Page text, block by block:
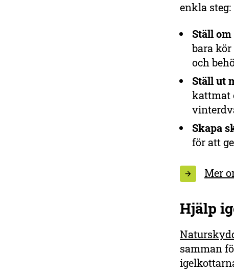
enkla steg:
Ställ
bara
och
Ställ ut
kattmat
Skapa
för att
Mer
Hjälp
samman